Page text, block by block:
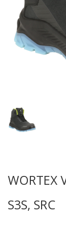
WORTEX
S3S, SRC